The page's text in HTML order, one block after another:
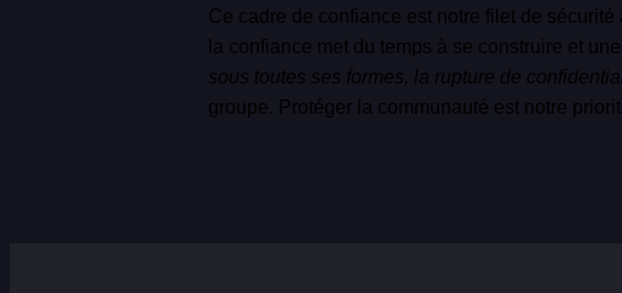
Ce cadre de confiance est notre filet de
la confiance met du temps à se construire et
sous toutes ses formes, la rupture de
groupe. Protéger la communauté est notre